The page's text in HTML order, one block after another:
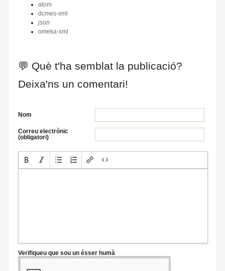
atom
dcmes-xml
json
omeka-xml
💬 Què t'ha semblat la publicació?
Deixa'ns un comentari!
Nom
Correu electrònic
(obligatori)
Verifiqueu que sou un ésser humà